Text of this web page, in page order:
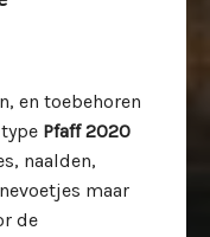
en toebehoren
Pfaff 2020
naalden,
maar
de